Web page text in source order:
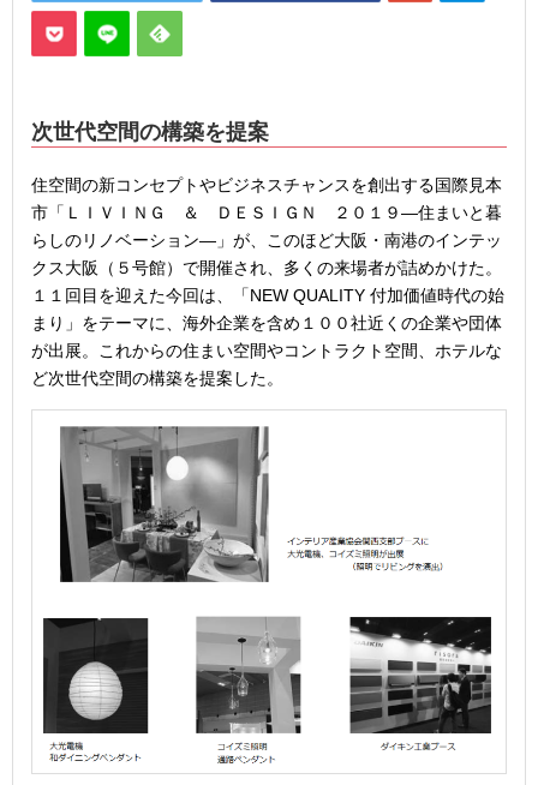
次世代空間の構築を提案
住空間の新コンセプトやビジネスチャンスを創出する国際見本
市「ＬＩＶＩＮＧ ＆ ＤＥＳＩＧＮ ２０１９―住まいと暮
らしのリノベーション―」が、このほど大阪・南港のインテッ
クス大阪（５号館）で開催され、多くの来場者が詰めかけた。
１１回目を迎えた今回は、「NEW QUALITY 付加価値時代の始
まり」をテーマに、海外企業を含め１００社近くの企業や団体
が出展。これからの住まい空間やコントラクト空間、ホテルな
ど次世代空間の構築を提案した。